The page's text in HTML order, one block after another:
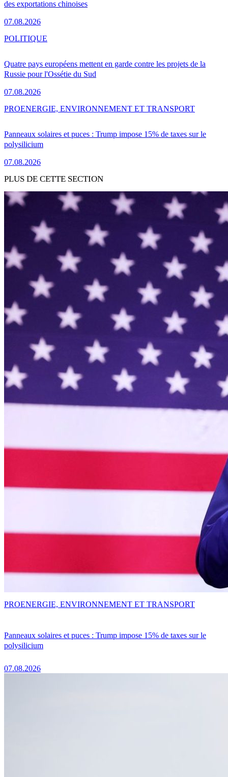
des exportations chinoises
07.08.2026
Quatre pays européens mettent en garde contre les projets de la
Russie pour l'Ossétie du Sud
07.08.2026
POLITIQUE
Panneaux solaires et puces : Trump impose 15% de taxes sur le
polysilicium
07.08.2026
PROENERGIE, ENVIRONNEMENT ET TRANSPORT
PLUS DE CETTE SECTION
Panneaux solaires et puces : Trump impose 15% de taxes sur le
polysilicium
07.08.2026
PROENERGIE, ENVIRONNEMENT ET TRANSPORT